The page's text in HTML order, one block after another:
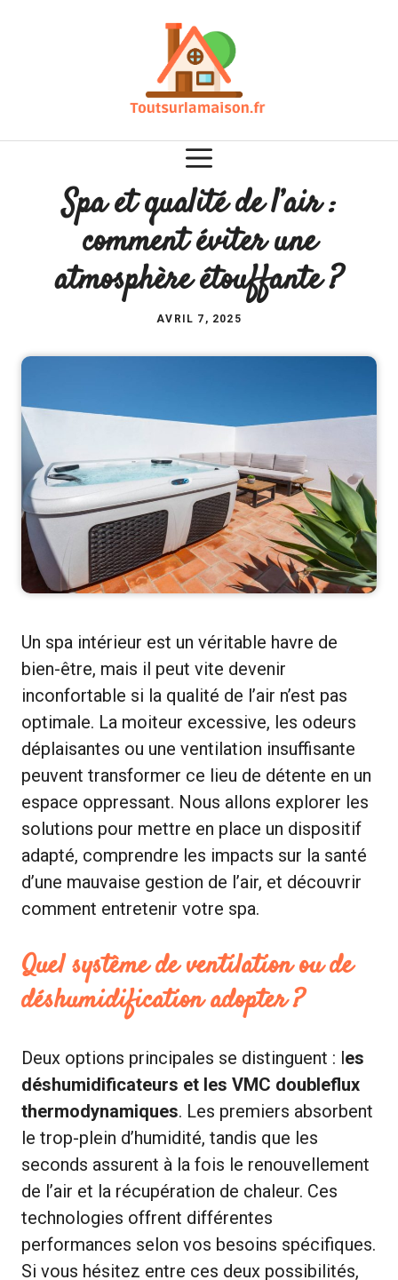
Spa et qualité de l’air :
comment éviter une
atmosphère étouffante ?
AVRIL 7, 2025
Un spa intérieur est un véritable havre de
bien-être, mais il peut vite devenir
inconfortable si la qualité de l’air n’est pas
optimale. La moiteur excessive, les odeurs
déplaisantes ou une ventilation insuffisante
peuvent transformer ce lieu de détente en un
espace oppressant. Nous allons explorer les
solutions pour mettre en place un dispositif
adapté, comprendre les impacts sur la santé
d’une mauvaise gestion de l’air, et découvrir
comment entretenir votre spa.
Quel système de ventilation ou de
déshumidification adopter ?
Deux options principales se distinguent : les
déshumidificateurs et les VMC doubleflux
thermodynamiques. Les premiers absorbent
le trop-plein d’humidité, tandis que les
seconds assurent à la fois le renouvellement
de l’air et la récupération de chaleur. Ces
technologies offrent différentes
performances selon vos besoins spécifiques.
Si vous hésitez entre ces deux possibilités,